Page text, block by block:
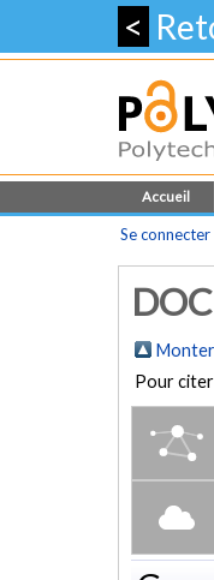
<
Accueil
Se connecter
Pour